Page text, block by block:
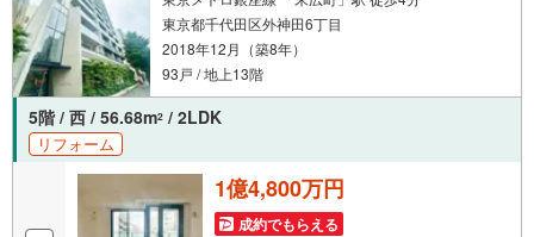
多数のリフォーム部門も社内にあります！（3）定休日な
し！
東京都千代田区外神田6丁目
2018年12月（築8年）
93戸 / 地上13階
5階 / 西 / 56.68m2 / 2LDK
リフォーム
1億4,800万円
成約でもらえる